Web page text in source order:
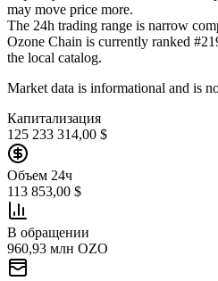
may move price more.
The 24h trading range is narrow
Ozone Chain is currently ranked
the local catalog.
Market data is informational and is
Капитализация
125 233 314,00 $
Объем 24ч
113 853,00 $
В обращении
960,93 млн OZO